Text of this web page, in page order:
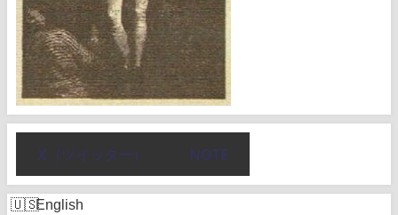
X（ツイッター） NOTE
English